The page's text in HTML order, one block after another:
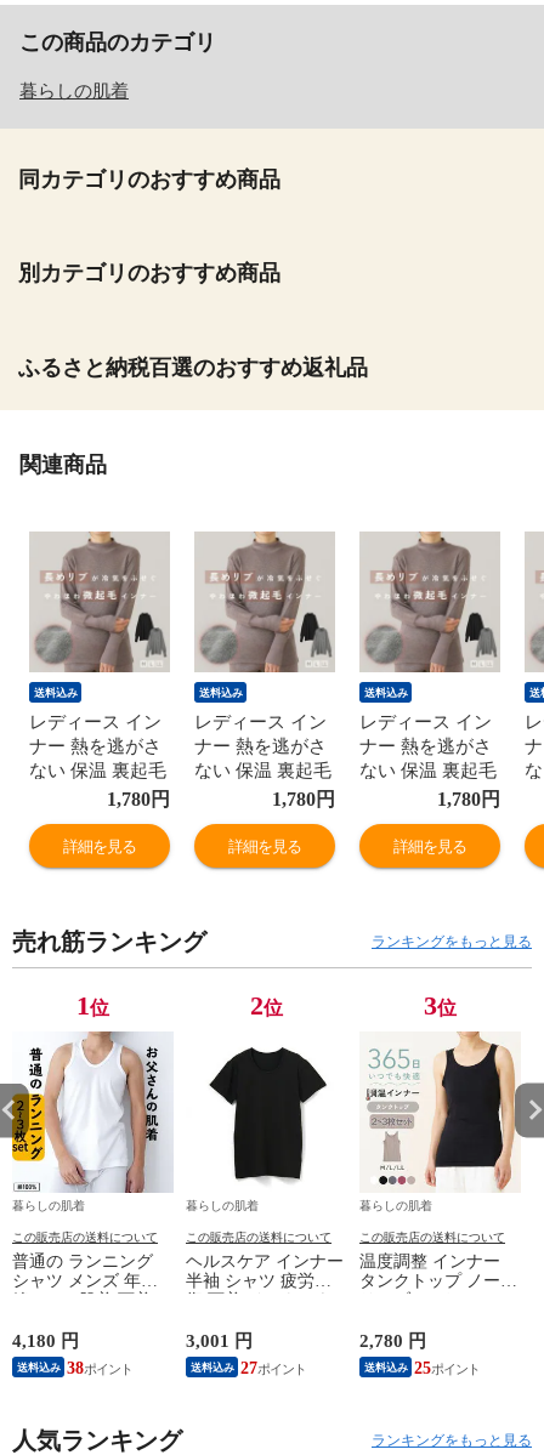
この商品のカテゴリ
暮らしの肌着
同カテゴリのおすすめ商品
別カテゴリのおすすめ商品
ふるさと納税百選のおすすめ返礼品
関連商品
送料込み
レディース イン
ナー 熱を逃がさ
ない 保温 裏起毛
ハイネック リブ
付き 暖かい 秋冬
婦人 女性 下着
肌着 24AW ブラ
M/L/LL K6450T-E
防寒
1,780円
詳細を見る
送料込み
レディース イン
ナー 熱を逃がさ
ない 保温 裏起毛
ハイネック リブ
付き 暖かい 秋冬
婦人 女性 下着
肌着 24AW ブラ
M/L/LL K6450T-E
防寒
1,780円
詳細を見る
送料込み
レディース イン
ナー 熱を逃がさ
ない 保温 裏起毛
ハイネック リブ
付き 暖かい 秋冬
婦人 女性 下着
肌着 24AW ブラ
M/L/LL K6450T-E
防寒
1,780円
詳細を見る
送
売れ筋ランキング ランキングをもっと見る
1位
暮らしの肌着
この販売店の送料について
普通の ランニング
シャツ メンズ 年間
綿100 % 肌着 下着 U
ンクトップ ノースリ
ーブ インナー 紳士
男性 シニア 抗菌 防
4,180 円
送料込み 38
2位
暮らしの肌着
この販売店の送料について
ヘルスケア インナー
半袖 シャツ 疲労回
復 下着 インナーウ
外線 疲労軽減 ボデ
ィケア 健康 プレゼ
ント ギフト ヘルス
3,001 円
送料込み 27
3位
暮らしの肌着
この販売店の送料について
温度調整 インナー
タンクトップ ノース
リーブ レディース
オフホワイト/ブラウ
ン/ブラック/チャコ
ールグレー/ピンク
2,780 円
送料込み 25
人気ランキング ランキングをもっと見る